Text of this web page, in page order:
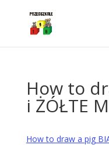
How to
i ŻÓŁTE
How to draw a pig